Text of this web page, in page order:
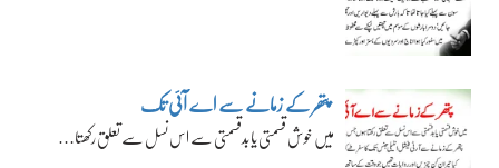
پتھر کے زمانے سے اے آئی تک
میں خوش قسمتی یا بدقسمتی سے اس نسل سے تعلق رکھتا…